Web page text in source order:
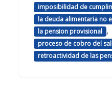
imposibilidad de
la deuda alimentaria no
la pension provisional ,
proceso de cobro del
retroactividad de las